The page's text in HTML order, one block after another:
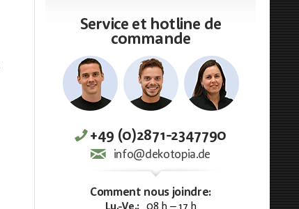
Service et hotline de
commande
+49 (0)2871-2347790
info@dekotopia.de
Comment nous joindre: